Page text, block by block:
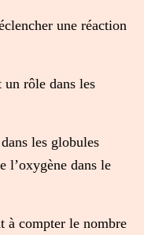
une réaction
rôle dans les
les globules
l’oxygène dans le
à compter le nombre